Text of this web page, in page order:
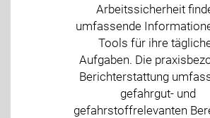
Arbeitssicherheit
umfassende
Tools für ihre
Aufgaben. Die
Berichterstattung
gefahrgut- und
gefahrstoffrelevanten